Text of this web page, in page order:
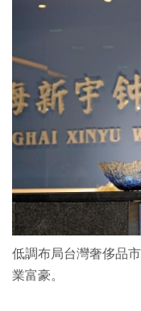
低調布局台灣奢侈品
業富豪。